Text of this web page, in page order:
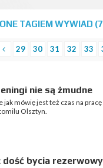
TAGIEM WYWIAD
29 30 31 32 33
nie są żmudne
jak mówię jest też czas na
Olsztyn.
dość bycia